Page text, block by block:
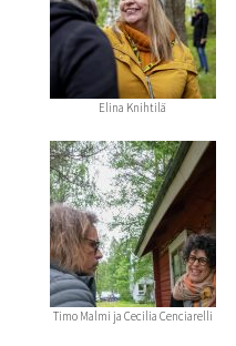
Elina Knihtilä
Timo Malmi ja Cecilia Cenciarelli